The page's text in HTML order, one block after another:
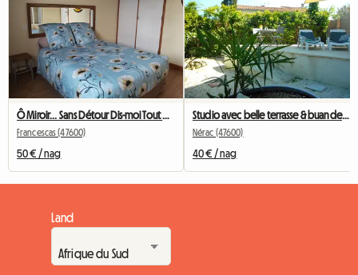
Francescas (47600)
50 € / nag
Studio avec belle terrasse & buanderie entièrement privatifs
Nérac (47600)
40 € / nag
Land